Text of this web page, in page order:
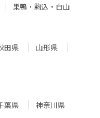
巣鴨・駒込・白山
田県
山形県
葉県 神奈川県